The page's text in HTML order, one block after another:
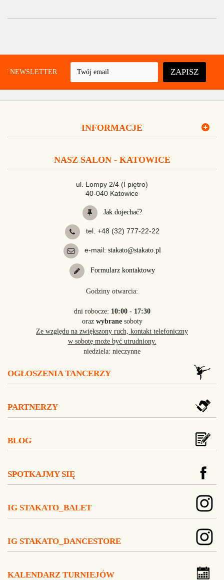
NEWSLETTER ZAPISZ
INFORMACJE
NASZ SALON - KATOWICE
ul. Lompy 2/4 (I piętro)
40-040 Katowice
Jak dojechać?
tel. +48 (32) 777-22-22
e-mail: stakato@stakato.pl
Formularz kontaktowy
Godziny otwarcia:
dni robocze: 10:00 - 17:30
oraz wybranesoboty
Ze względu na zwiększony ruch, kontakt telefoniczny
w sobotę może być utrudniony.
niedziela: nieczynne
OGŁOSZENIA TANCERZY
PARTNERZY
BLOG
SPOTKAJMY SIĘ
IG STAKATO_BALET
IG STAKATO_DANCESTORE
KALENDARZ TURNIEJÓW